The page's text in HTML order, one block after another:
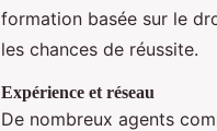
formation basée sur le
les chances de réussite.
Expérience et réseau
De nombreux agents